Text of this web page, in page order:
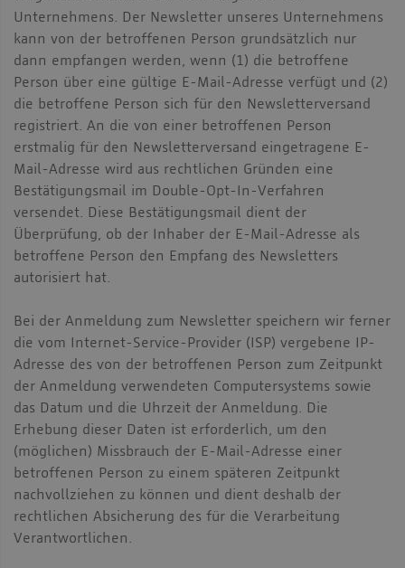
Unternehmens. Der Newsletter unseres Unternehmens
kann von der betroffenen Person grundsätzlich nur
dann empfangen werden, wenn (1) die betroffene
Person über eine gültige E-Mail-Adresse verfügt und (2)
die betroffene Person sich für den Newsletterversand
registriert. An die von einer betroffenen Person
erstmalig für den Newsletterversand eingetragene E-
Mail-Adresse wird aus rechtlichen Gründen eine
Bestätigungsmail im Double-Opt-In-Verfahren
versendet. Diese Bestätigungsmail dient der
Überprüfung, ob der Inhaber der E-Mail-Adresse als
betroffene Person den Empfang des Newsletters
autorisiert hat.
Bei der Anmeldung zum Newsletter speichern wir ferner
die vom Internet-Service-Provider (ISP) vergebene IP-
Adresse des von der betroffenen Person zum Zeitpunkt
der Anmeldung verwendeten Computersystems sowie
das Datum und die Uhrzeit der Anmeldung. Die
Erhebung dieser Daten ist erforderlich, um den
(möglichen) Missbrauch der E-Mail-Adresse einer
betroffenen Person zu einem späteren Zeitpunkt
nachvollziehen zu können und dient deshalb der
rechtlichen Absicherung des für die Verarbeitung
Verantwortlichen.